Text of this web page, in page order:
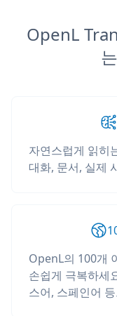
OpenL
자연스럽게 읽히
대화, 문서, 실제
OpenL의 100개
손쉽게 극복하세
스어, 스페인어